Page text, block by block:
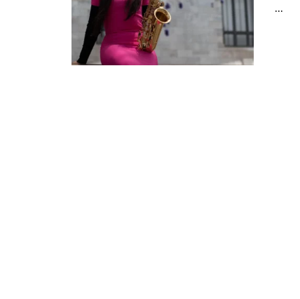
...